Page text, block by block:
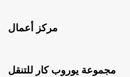
مركز أعمال
مجموعة يوروب كار للتنقل